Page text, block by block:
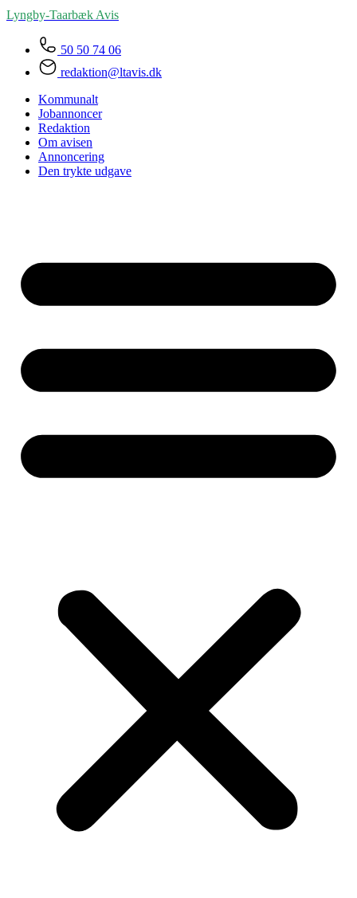
Lyngby-TaarbækAvis
50 50 74 06
redaktion@ltavis.dk
Kommunalt
Jobannoncer
Redaktion
Om avisen
Annoncering
Den trykte udgave